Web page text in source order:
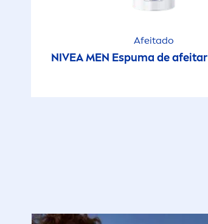
Afeitado
NIVEAMEN Espuma de afeitar